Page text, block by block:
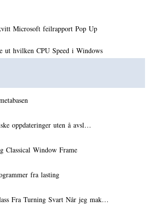
Microsoft feilrapport Pop Up
ut hvilken CPU Speed ​​i Windows
oppdateringer uten å avsl…
Classical Window Frame
fra lasting
Fra Turning Svart Når jeg mak…